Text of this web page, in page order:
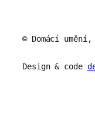
© Domácí
Design & code